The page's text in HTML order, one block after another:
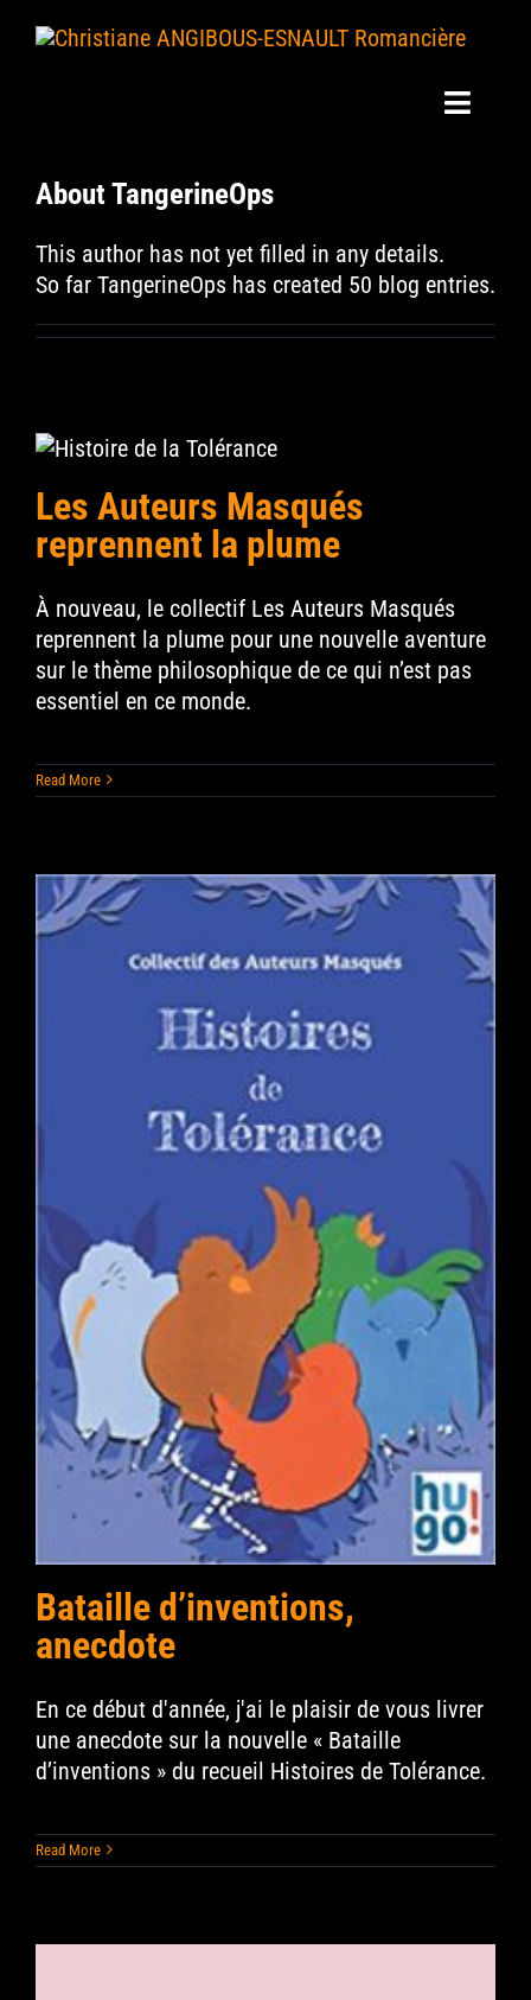
Toggle
Mes Livres
Mes Actus
Revue de presse
Interviews
Search
for:
AboutTangerineOps
This author has not yet filled in any details.
So far TangerineOps has created 50 blog entries.
Les Auteurs Masqués
reprennent la plume
À nouveau, le collectif Les Auteurs Masqués
reprennent la plume pour une nouvelle aventure
sur le thème philosophique de ce qui n’est pas
essentiel en ce monde.
Read More
Bataille d’inventions,
anecdote
En ce début d'année, j'ai le plaisir de vous livrer
une anecdote sur la nouvelle « Bataille
d’inventions » du recueil Histoires de Tolérance.
Read More